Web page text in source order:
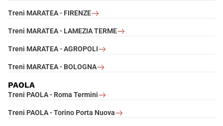
Treni MARATEA - FIRENZE
Treni MARATEA - LAMEZIA TERME
Treni MARATEA - AGROPOLI
Treni MARATEA - BOLOGNA
PAOLA
Treni PAOLA - Roma Termini
Treni PAOLA - Torino Porta Nuova